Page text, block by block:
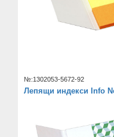
№:1302053-5672-92
Лепящи индекси Info